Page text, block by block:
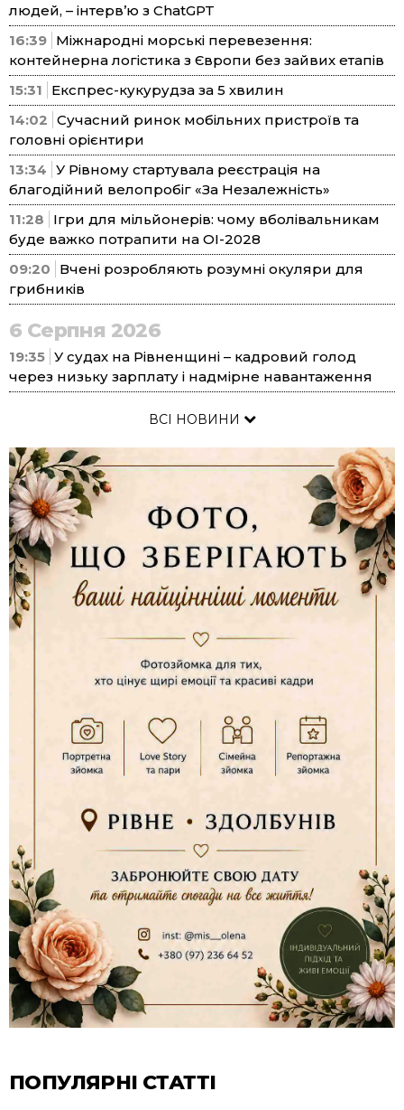
людей, – інтерв’ю з ChatGPT
16:39 Міжнародні морські перевезення:
контейнерна логістика з Європи без зайвих етапів
15:31
Експрес-кукурудза за 5 хвилин
14:02 Сучасний ринок мобільних пристроїв та
головні орієнтири
13:34 У Рівному стартувала реєстрація на
благодійний велопробіг «За Незалежність»
11:28
Ігри для мільйонерів: чому вболівальникам
буде важко потрапити на ОІ-2028
09:20
Вчені розробляють розумні окуляри для
грибників
6 Серпня 2026
19:35 У судах на Рівненщині – кадровий голод
через низьку зарплату і надмірне навантаження
ВСІ НОВИНИ
ПОПУЛЯРНІ СТАТТІ